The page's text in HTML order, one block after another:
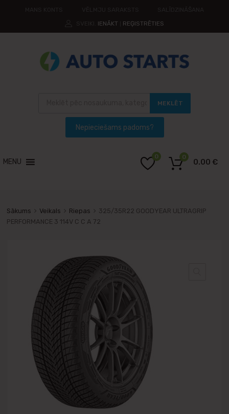
IENĀKT REĢISTRĒTIES
MEKLĒT
MENU
0
0.00 €
0
Sākums Veikals Riepas
325/35R22 GOODYEAR ULTRAGRIP
PERFORMANCE 3 114V C C A 72